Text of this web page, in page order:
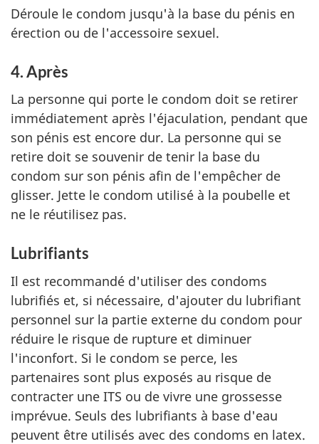
Déroule le condom jusqu'à la base du pénis en
érection ou de l'accessoire sexuel.
4. Après
La personne qui porte le condom doit se retirer
immédiatement après l'éjaculation, pendant que
son pénis est encore dur. La personne qui se
retire doit se souvenir de tenir la base du
condom sur son pénis afin de l'empêcher de
glisser. Jette le condom utilisé à la poubelle et
ne le réutilisez pas.
Lubrifiants
Il est recommandé d'utiliser des condoms
lubrifiés et, si nécessaire, d'ajouter du lubrifiant
personnel sur la partie externe du condom pour
réduire le risque de rupture et diminuer
l'inconfort. Si le condom se perce, les
partenaires sont plus exposés au risque de
contracter une ITS ou de vivre une grossesse
imprévue. Seuls des lubrifiants à base d'eau
peuvent être utilisés avec des condoms en latex.